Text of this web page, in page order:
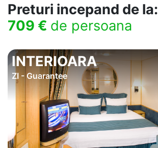
Preturi incepand de la:
709 € de persoana
INTERIOARA
ZI - Guarantee